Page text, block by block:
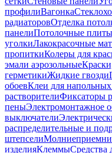
профилиВагонка
радиаторовОтделка
панелиПотолочные плиты
уголкиЛакокрасочные
пропиткиКолеры для
эмали аэрозольные
герметикиЖидкие гвозди
обоевКлеи для
растворителиФиксаторы
пеныЭлектромонтажное
выключатели
распределительные и
штепсели
изделияКлеммыСредства